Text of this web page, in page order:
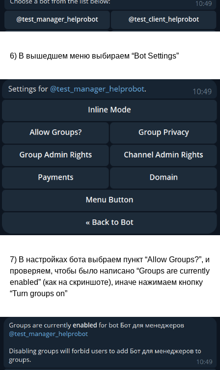
6) В вышедшем меню выбираем “Bot Settings”
7) В настройках бота выбраем пункт “Allow Groups?”, и
проверяем, чтобы было написано “Groups are currently
enabled” (как на скриншоте), иначе нажимаем кнопку
“Turn groups on”